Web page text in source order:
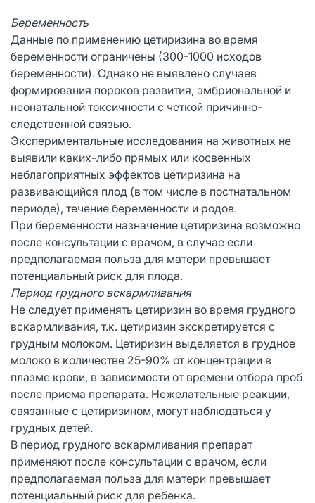
Беременность
Данные по применению цетиризина во время
беременности ограничены (300-1000 исходов
беременности). Однако не выявлено случаев
формирования пороков развития, эмбриональной и
неонатальной токсичности с четкой причинно-
следственной связью.
Экспериментальные исследования на животных не
выявили каких-либо прямых или косвенных
неблагоприятных эффектов цетиризина на
развивающийся плод (в том числе в постнатальном
периоде), течение беременности и родов.
При беременности назначение цетиризина возможно
после консультации с врачом, в случае если
предполагаемая польза для матери превышает
потенциальный риск для плода.
Период грудного вскармливания
Не следует применять цетиризин во время грудного
вскармливания, т.к. цетиризин экскретируется с
грудным молоком. Цетиризин выделяется в грудное
молоко в количестве 25-90% от концентрации в
плазме крови, в зависимости от времени отбора проб
после приема препарата. Нежелательные реакции,
связанные с цетиризином, могут наблюдаться у
грудных детей.
В период грудного вскармливания препарат
применяют после консультации с врачом, если
предполагаемая польза для матери превышает
потенциальный риск для ребенка.